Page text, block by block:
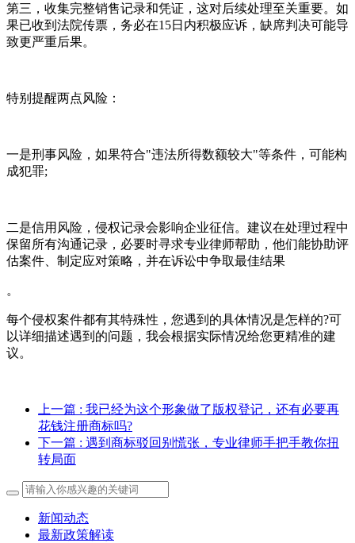
第三，收集完整销售记录和凭证，这对后续处理至关重要。如
果已收到法院传票，务必在15日内积极应诉，缺席判决可能导
致更严重后果。
特别提醒两点风险：
一是刑事风险，如果符合"违法所得数额较大"等条件，可能构
成犯罪;
二是信用风险，侵权记录会影响企业征信。建议在处理过程中
保留所有沟通记录，必要时寻求专业律师帮助，他们能协助评
估案件、制定应对策略，并在诉讼中争取最佳结果
。
每个侵权案件都有其特殊性，您遇到的具体情况是怎样的?可
以详细描述遇到的问题，我会根据实际情况给您更精准的建
议。
上一篇 : 我已经为这个形象做了版权登记，还有必要再
花钱注册商标吗?
下一篇 : 遇到商标驳回别慌张，专业律师手把手教你扭
转局面
新闻动态
最新政策解读